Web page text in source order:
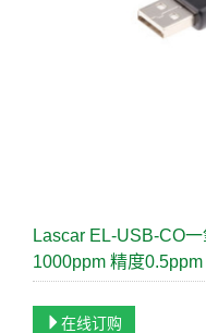
Lascar EL-USB-CO
1000ppm 精度0.5ppm
在线订购